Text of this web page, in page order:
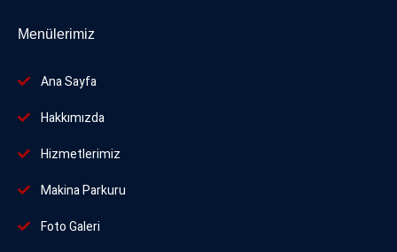
Menülerimiz
Ana Sayfa
Hakkımızda
Hizmetlerimiz
Makina Parkuru
FotoGaleri